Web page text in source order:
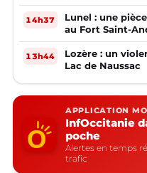
14h37
Lunel : une
au Fort Saint-
13h44
Lozère : un
Lac de Naussac
APPLICATION
InfOccitanie
poche
Alertes en temps
trafic